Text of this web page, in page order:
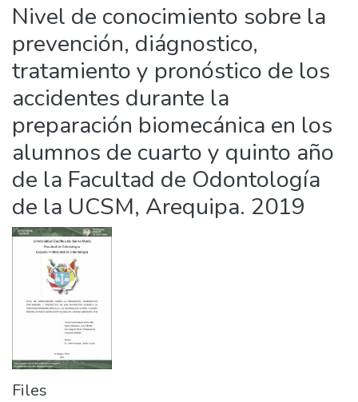
Nivel de conocimiento sobre la
prevención, diágnostico,
tratamiento y pronóstico de los
accidentes durante la
preparación biomecánica en los
alumnos de cuarto y quinto año
de la Facultad de Odontología
de la UCSM, Arequipa. 2019
Files